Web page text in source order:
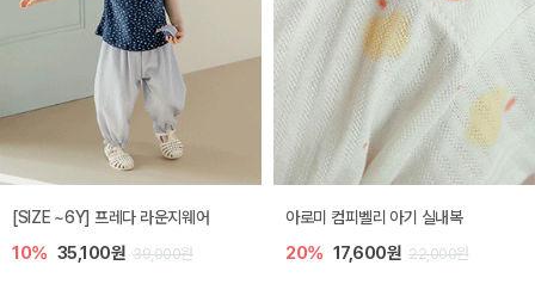
[SIZE ~6Y] 프레다 라운지웨어
10% 35,100원 39,000원
아로미 컴피벨리 아기 실내복
20% 17,600원 22,000원